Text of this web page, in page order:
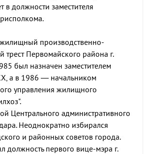
в должности заместителя
производственно-
трест Первомайского района г.
был назначен заместителем
а в 1986 — начальником
управления жилищного
Центрального административного
Неоднократно избирался
и районных советов города.
должность первого вице-мэра г.